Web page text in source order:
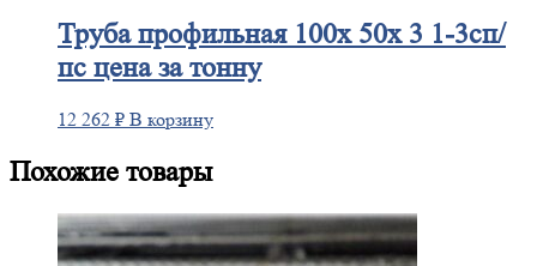
Трубапрофильная 100х 50х 3 1-3сп/
пс цена за тонну
12 262 ₽ В корзину
Похожие товары